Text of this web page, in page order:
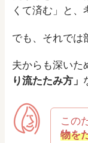
くて済む」と、
でも、それでは
夫からも深いた
り流たたみ方」
この
物を